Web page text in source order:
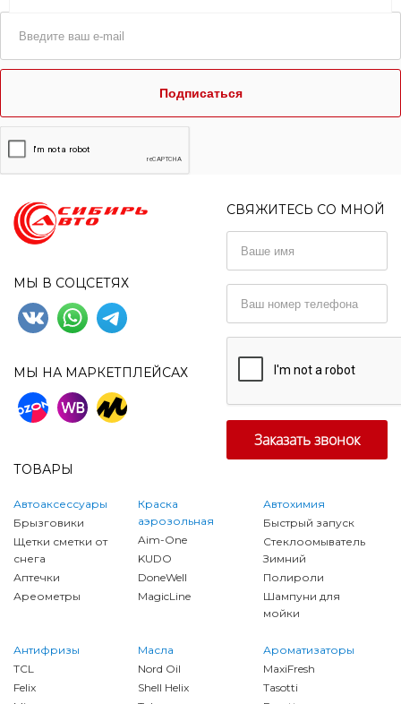
Подписаться
МЫ В СОЦСЕТЯХ
МЫ НА МАРКЕТПЛЕЙСАХ
СВЯЖИТЕСЬ СО МНОЙ
ТОВАРЫ
Автоаксессуары
Брызговики
Щетки сметки от
снега
Аптечки
Ареометры
Краска
аэрозольная
Aim-One
KUDO
DoneWell
MagicLine
Автохимия
Быстрый запуск
Стеклоомыватель
Зимний
Полироли
Шампуни для
мойки
Антифризы
TCL
Felix
Масла
Nord Oil
Shell Helix
Ароматизаторы
MaxiFresh
Tasotti